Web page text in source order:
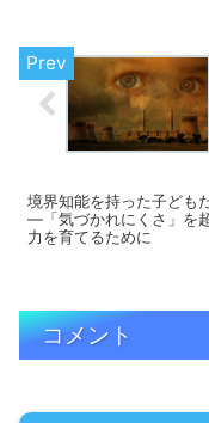
境界知能を持った子ども
―「気づかれにくさ」を
力を育てるために
コメント